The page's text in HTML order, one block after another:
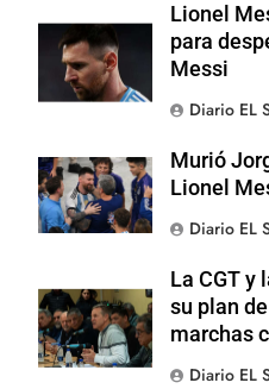
Lionel
para
Messi
Diario EL
Murió
Lionel
Diario EL
La CGT y
su plan
marchas
Diario EL